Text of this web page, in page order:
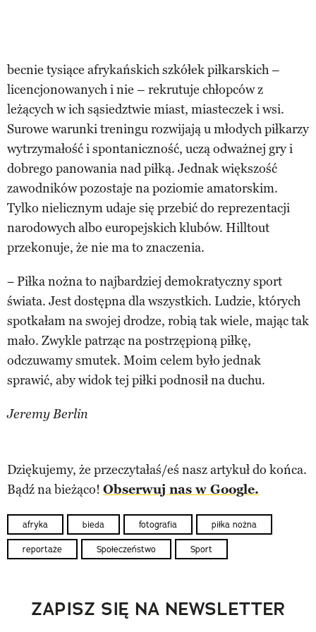
becnie tysiące afrykańskich szkółek piłkarskich –
licencjonowanych i nie – rekrutuje chłopców z
leżących w ich sąsiedztwie miast, miasteczek i wsi.
Surowe warunki treningu rozwijają u młodych piłkarzy
wytrzymałość i spontaniczność, uczą odważnej gry i
dobrego panowania nad piłką. Jednak większość
zawodników pozostaje na poziomie amatorskim.
Tylko nielicznym udaje się przebić do reprezentacji
narodowych albo europejskich klubów. Hilltout
przekonuje, że nie ma to znaczenia.
− Piłka nożna to najbardziej demokratyczny sport
świata. Jest dostępna dla wszystkich. Ludzie, których
spotkałam na swojej drodze, robią tak wiele, mając tak
mało. Zwykle patrząc na postrzępioną piłkę,
odczuwamy smutek. Moim celem było jednak
sprawić, aby widok tej piłki podnosił na duchu.
Jeremy Berlin
Dziękujemy, że przeczytałaś/eś nasz artykuł do końca.
Bądź na bieżąco! Obserwuj nas w Google.
afryka bieda fotografia piłka nożna
reportaże Społeczeństwo Sport
ZAPISZ SIĘ NA NEWSLETTER